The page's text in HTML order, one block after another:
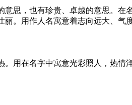
思，也有珍贵、卓越的意思。
。用作人名寓意着志向远大、气
用在名字中寓意光彩照人，热情